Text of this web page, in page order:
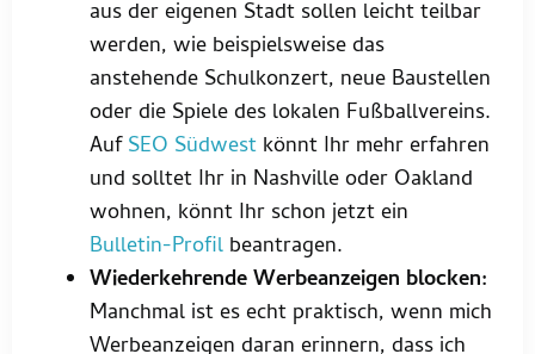
aus der eigenen Stadt sollen leicht teilbar
werden, wie beispielsweise das
anstehende Schulkonzert, neue Baustellen
oder die Spiele des lokalen Fußballvereins.
AufSEO Südwest könnt Ihr mehr erfahren
und solltet Ihr in Nashville oder Oakland
wohnen, könnt Ihr schon jetzt ein
Bulletin-Profil beantragen.
Wiederkehrende Werbeanzeigen blocken:
Manchmal ist es echt praktisch, wenn mich
Werbeanzeigen daran erinnern, dass ich